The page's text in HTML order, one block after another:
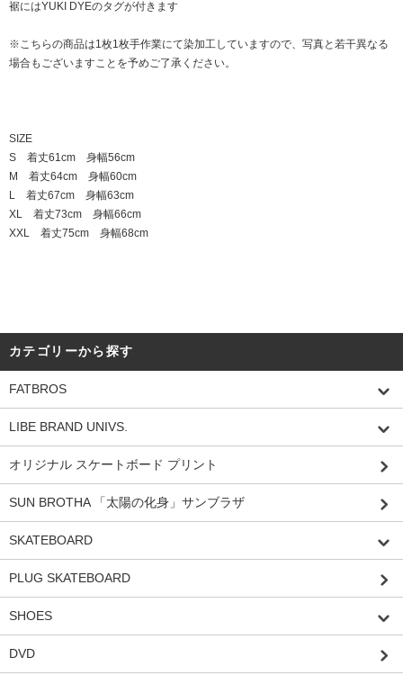
裾にはYUKI DYEのタグが付きます
※こちらの商品は1枚1枚手作業にて染加工していますので、写真と若干異なる
場合もございますことを予めご了承ください。
SIZE
S 着丈61cm 身幅56cm
M 着丈64cm 身幅60cm
L 着丈67cm 身幅63cm
XL 着丈73cm 身幅66cm
XXL 着丈75cm 身幅68cm
カテゴリーから探す
FATBROS
LIBE BRAND UNIVS.
オリジナル スケートボード プリント
SUN BROTHA 「太陽の化身」サンブラザ
SKATEBOARD
PLUG SKATEBOARD
SHOES
DVD